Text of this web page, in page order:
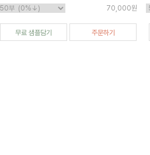
70,000원
무료 샘플담기 주문하기